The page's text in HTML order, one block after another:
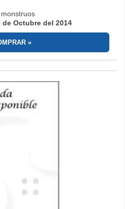
de Octubre del 2014